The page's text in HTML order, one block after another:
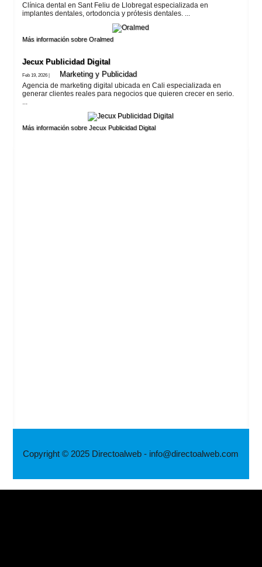
Clínica dental en Sant Feliu de Llobregat especializada en
implantes dentales, ortodoncia y prótesis dentales. ...
Más información sobre Oralmed
Jecux Publicidad Digital
Feb 19, 2026 | Marketing y Publicidad
Agencia de marketing digital ubicada en Cali especializada en
generar clientes reales para negocios que quieren crecer en serio.
Más información sobre Jecux Publicidad Digital
Copyright © 2025 Directoalweb - info@directoalweb.com